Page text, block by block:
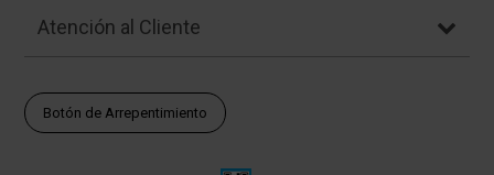
Atención al Cliente
Botón de Arrepentimiento